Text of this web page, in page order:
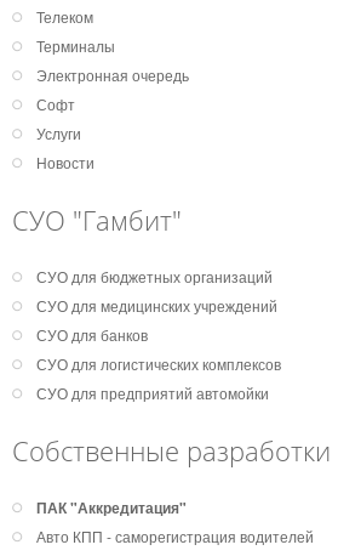
Телеком
Терминалы
Электронная очередь
Софт
Услуги
Новости
СУО "Гамбит"
СУО для бюджетных организаций
СУО для медицинских учреждений
СУО для банков
СУО для логистических комплексов
СУО для предприятий автомойки
Собственные разработки
ПАК "Аккредитация"
Авто КПП - саморегистрация водителей